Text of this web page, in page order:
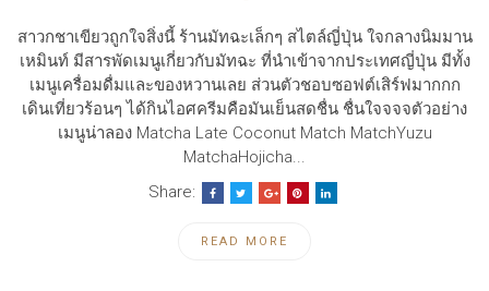
สาวกชาเขียวถูกใจสิ่งนี้ ร้านมัทฉะเล็กๆ สไตล์ญี่ปุ่น ใจกลางนิมมาน
เหมินท์ มีสารพัดเมนูเกี่ยวกับมัทฉะ ที่นำเข้าจากประเทศญี่ปุ่น มีทั้ง
เมนูเครื่อมดื่มและของหวานเลย ส่วนตัวชอบซอฟต์เสิร์ฟมากกก
เดินเที่ยวร้อนๆ ได้กินไอศครีมคือมันเย็นสดชื่น ชื่นใจจจจตัวอย่าง
เมนูน่าลอง Matcha Late Coconut Match MatchYuzu
MatchaHojicha...
Share:
READ MORE